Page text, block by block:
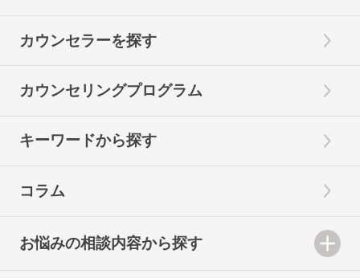
カウンセラーを探す
カウンセリングプログラム
キーワードから探す
コラム
お悩みの相談内容から探す